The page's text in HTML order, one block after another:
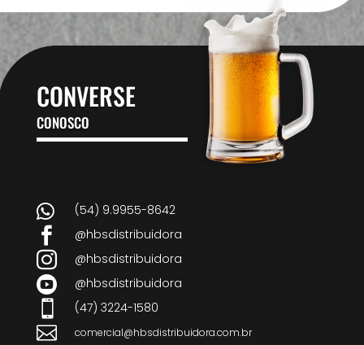
CONVERSE
CONOSCO
 (54) 9.9955-8642
 @hbsdistribuidora
 @hbsdistribuidora
 @hbsdistribuidora
 (47) 3224-1580
 comercial@hbsdistribuidora.com.br